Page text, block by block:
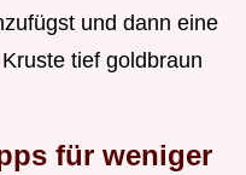
und dann eine
tief goldbraun
für weniger